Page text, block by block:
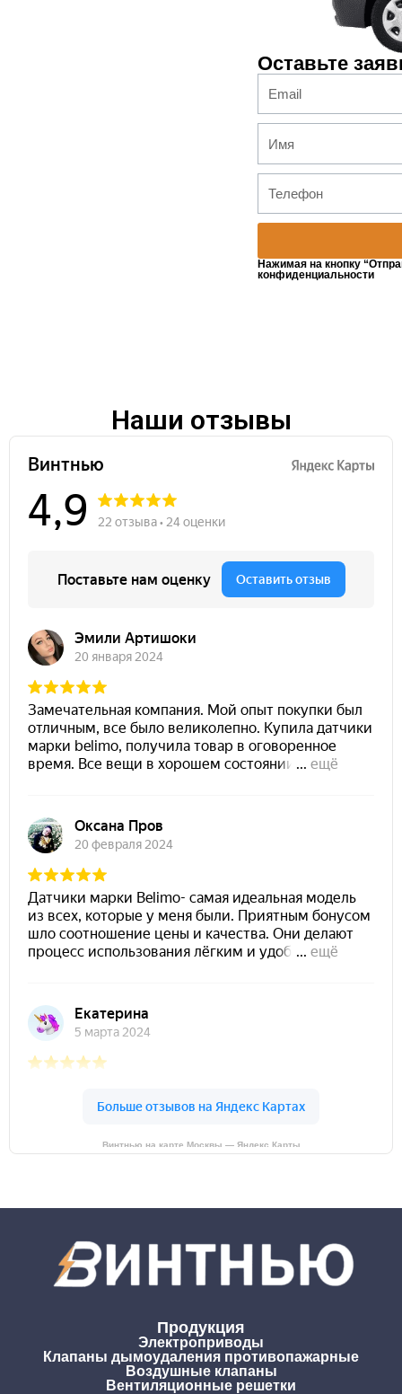
Оставьте
Нажимая на кнопку
конфиденциальности
Наши отзывы
Винтнью на карте Москвы — Яндекс Карты
Продукция
Электроприводы
Клапаны дымоудаления противопажарные
Воздушные клапаны
Вентиляционные решетки